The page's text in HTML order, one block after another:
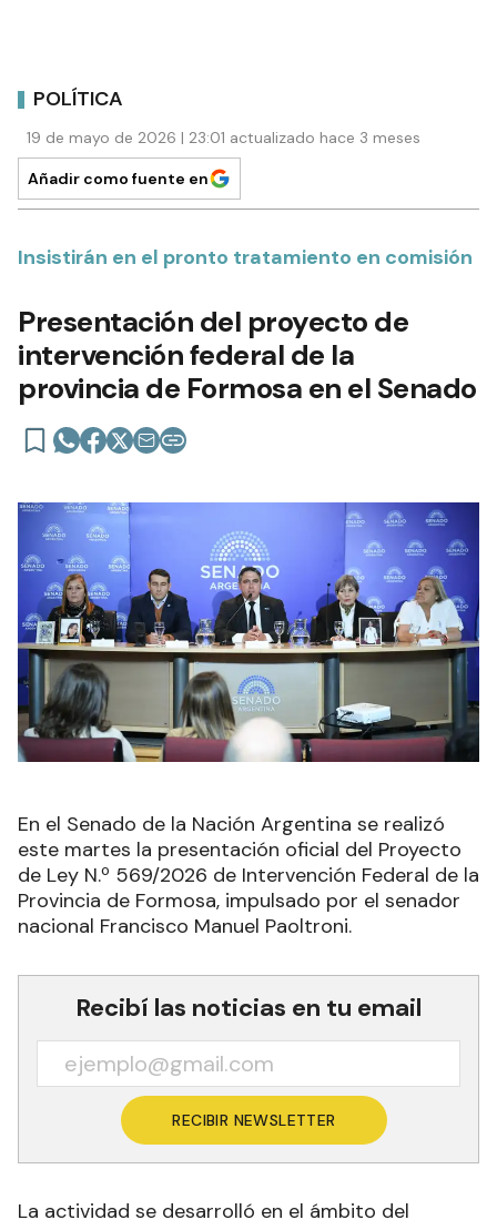
POLÍTICA
19 de mayo de 2026 | 23:01 actualizado hace 3 meses
Añadir como fuente en
Insistirán en el pronto tratamiento en comisión
Presentación del proyecto de
intervención federal de la
provincia de Formosa en el Senado
En el Senado de la Nación Argentina se realizó
este martes la presentación oficial del Proyecto
de Ley N.º 569/2026 de Intervención Federal de la
Provincia de Formosa, impulsado por el senador
nacional Francisco Manuel Paoltroni.
Recibí las noticias en tu email
RECIBIR NEWSLETTER
La actividad se desarrolló en el ámbito del